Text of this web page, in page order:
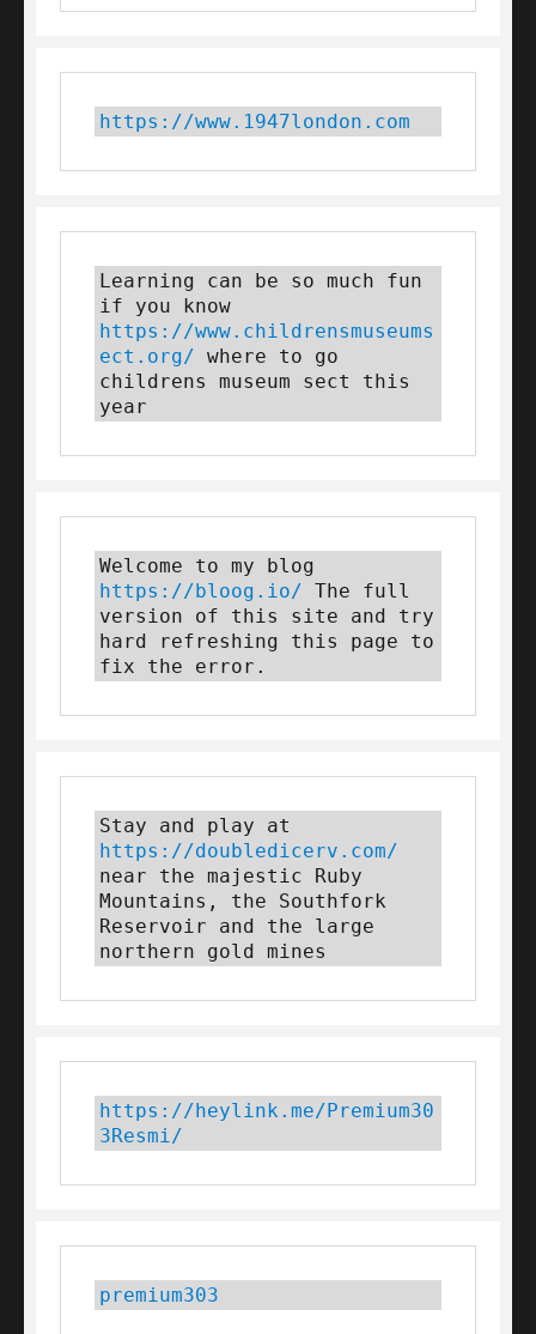
https://www.1947london.com
Learning can be so much fun
https://www.childrensmuseums
ect.org/ where to go
childrens museum sect this
year
https://bloog.io/ The full
version of this site and try
hard refreshing this page to
fix the error.
https://doubledicerv.com/
near the majestic Ruby
Mountains, the Southfork
Reservoir and the large
northern gold mines
https://heylink.me/Premium30
3Resmi/
premium303